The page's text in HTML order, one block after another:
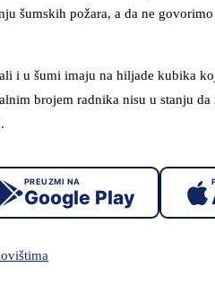
šumskih požara, a da ne
i u šumi imaju na hiljade kubika
brojem radnika nisu u stanju
PREUZMI NA
Google Play